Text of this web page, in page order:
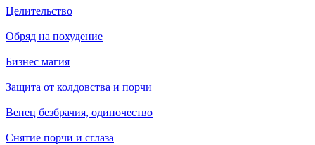
Целительство
Обряд на похудение
Бизнес магия
Защита от колдовства и порчи
Венец безбрачия, одиночество
Снятие порчи и сглаза